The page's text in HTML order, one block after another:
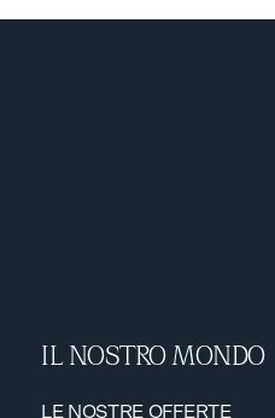
IL NOSTRO MONDO
LE NOSTRE OFFERTE